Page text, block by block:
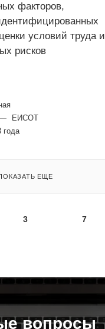
факторов,
условий труда и
рисков
ЕИСОТ
года
ЕЩЕ
3 7
вопросы